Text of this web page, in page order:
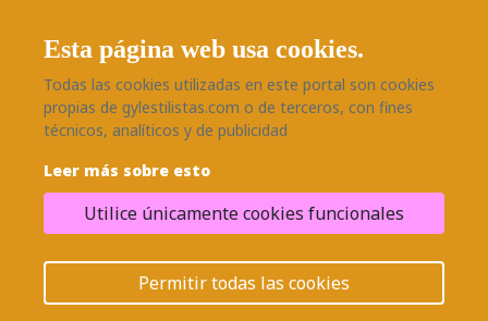
Bodas en Alhaurín de la Torre: entrevista exclusiva con Bodaeventos
Málaga
¿Cómo será tu boda?
Blog de bodas
SÍGUENOS EN NUESTRAS REDES
© 2026 Grupo BodaEventos | Todos los derechos reservados.¿Necesitas ayuda?
Esta página web usa cookies.
Todas las cookies utilizadas en este portal son cookies
propias de gylestilistas.com o de terceros, con fines
técnicos, analíticos y de publicidad
Leer más sobre esto
Utilice únicamente cookies funcionales
Permitir todas las cookies